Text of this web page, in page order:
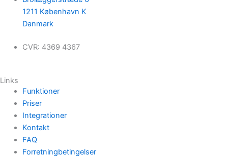
1211 København K
Danmark
CVR: 4369 4367
Links
Funktioner
Priser
Integrationer
Kontakt
FAQ
Forretningbetingelser